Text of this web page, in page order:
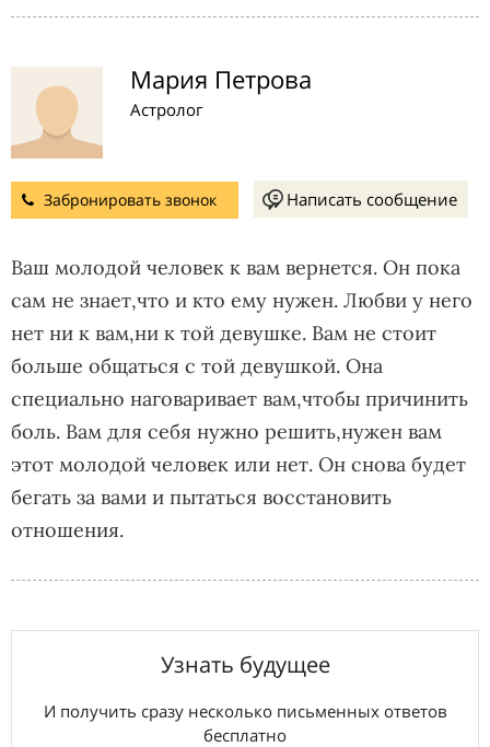
Мария Петрова
Астролог
Забронировать звонок Написать сообщение
Ваш молодой человек к вам вернется. Он пока
сам не знает,что и кто ему нужен. Любви у него
нет ни к вам,ни к той девушке. Вам не стоит
больше общаться с той девушкой. Она
специально наговаривает вам,чтобы причинить
боль. Вам для себя нужно решить,нужен вам
этот молодой человек или нет. Он снова будет
бегать за вами и пытаться восстановить
отношения.
Узнать будущее
И получить сразу несколько письменных ответов
бесплатно